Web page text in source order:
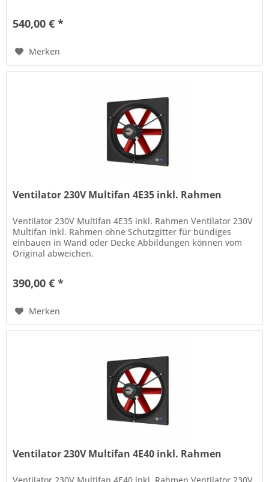
540,00 € *
Merken
Ventilator 230V Multifan 4E35 inkl. Rahmen
Ventilator 230V Multifan 4E35 inkl. Rahmen Ventilator 230V
Multifan inkl. Rahmen ohne Schutzgitter für bündiges
einbauen in Wand oder Decke Abbildungen können vom
Original abweichen.
390,00 € *
Merken
Ventilator 230V Multifan 4E40 inkl. Rahmen